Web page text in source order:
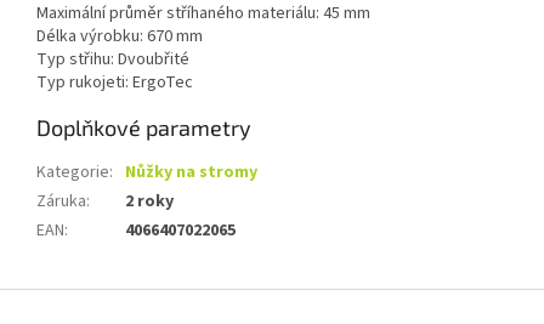
Maximální průměr stříhaného materiálu: 45 mm
Délka výrobku: 670 mm
Typ střihu: Dvoubřité
Typ rukojeti: ErgoTec
Doplňkové parametry
Kategorie: Nůžky na stromy
Záruka:
2 roky
EAN: 4066407022065